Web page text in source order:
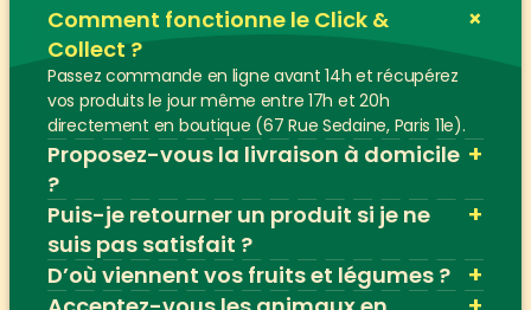
Comment fonctionne le Click &
Collect ?
+
Passez commande en ligne avant 14h et récupérez
vos produits le jour même entre 17h et 20h
directement en boutique (67 Rue Sedaine, Paris 11e).
Proposez-vous la livraison à domicile
?
+
Puis-je retourner un produit si je ne
suis pas satisfait ?
+
D’où viennent vos fruits et légumes ? +